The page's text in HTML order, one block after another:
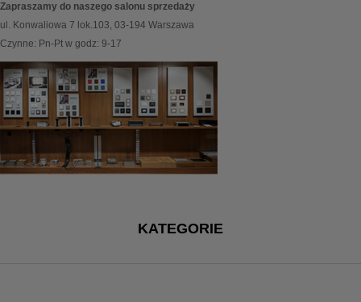
Zapraszamy do naszego salonu sprzedaży
ul. Konwaliowa 7 lok.103, 03-194 Warszawa
Czynne: Pn-Pt w godz: 9-17
KATEGORIE